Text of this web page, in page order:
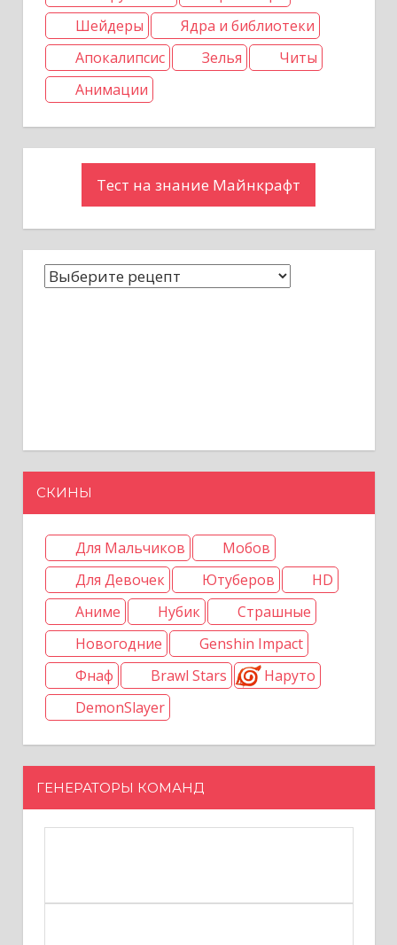
Шейдеры
Ядра и библиотеки
Апокалипсис
Зелья
Читы
Анимации
Тест на знание Майнкрафт
СКИНЫ
Для Мальчиков
Мобов
Для Девочек
Ютуберов
HD
Аниме
Нубик
Страшные
Новогодние
Genshin Impact
Фнаф
Brawl Stars
Наруто
DemonSlayer
ГЕНЕРАТОРЫ КОМАНД